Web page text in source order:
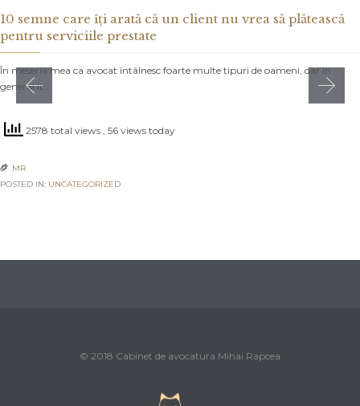
10 semne care îți arată că un client nu vrea să plătească
pentru serviciile prestate
În meseria mea ca avocat întâlnesc foarte multe tipuri de oameni, dar în
general îi…
2578 total views , 56 views today
 MR
POSTED IN: UNCATEGORIZED
© 2018 Cabinet de avocatura Mihai Rapcea